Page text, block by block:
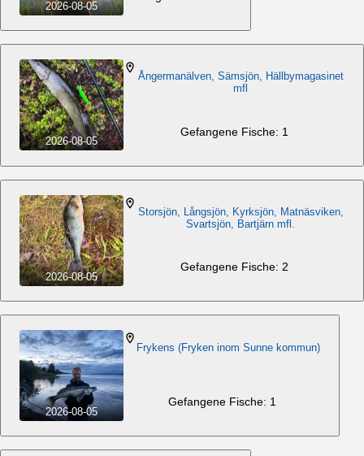
2026-08-05
2026-08-05
Ångermanälven, Sämsjön, Hällbymagasinet
mfl
Gefangene Fische: 1
2026-08-05
Storsjön, Långsjön, Kyrksjön, Matnäsviken,
Svartsjön, Bartjärn mfl.
Gefangene Fische: 2
2026-08-05
Frykens (Fryken inom Sunne kommun)
Gefangene Fische: 1